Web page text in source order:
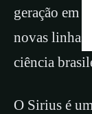
geração em
novas linhas
ciência
O Sirius é